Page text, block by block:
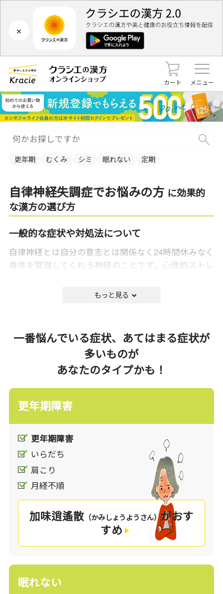
×
カート メニュー
更年期 むくみ シミ 眠れない 定期
自律神経失調症でお悩みの方 に効果的
な漢方の選び方
一般的な症状や対処法について
自律神経とは自分の意志とは関係なく24時間休みなく
身体を管理してくれる神経のことです。心理的ストレ
ちにこの自律神経のバランスを乱して、心身に様々な
際の変化がみられること）が認められず、日によって
症状の軽重が変化したりするため、「気のせいかし
ら？」と見過ごしがちになることも少なくありませ
漢方の考え方
な治療をしたらいいのか分からない。。。
そのような症状に漢方薬を試してみませんか？
漢方では自律神経の失調症状を”気”の病と捉えま
す。気は身体の各部位の働きを支えるエネルギー
のような存在で形のないものです。通常は十分に
存在してすみずみにまで流れることで、気分は
清々しく、また体ものびのびと円滑に動かすこと
ができるようになります。
ところが、心理的ストレス・疲労・睡眠不足など
の負担が積み重なると気の巡りが乱れて、気分の
変調が起こったり、突然眠れなくなったり、咽に
一番悩んでいる症状、あてはまる症状が
多いものが
あなたのタイプかも！
更年期障害
更年期障害
いらだち
肩こり
月経不順
加味逍遙散 （かみしょうようさん）がおす
すめ
眠れない